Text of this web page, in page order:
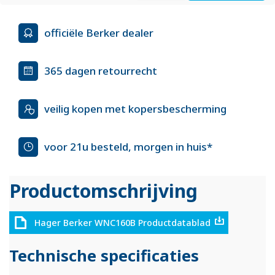
officiële Berker dealer
365 dagen retourrecht
veilig kopen met kopersbescherming
voor 21u besteld, morgen in huis*
Productomschrijving
Hager Berker WNC160B Productdatablad
Technische specificaties